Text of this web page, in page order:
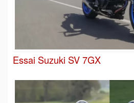
Essai Suzuki SV 7GX